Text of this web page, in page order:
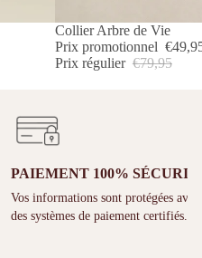
PROMOTION
Collier Arbre de Vie
Prix promotionnel
Prix régulier €79,95
PAIEMENT 100%
Vos informations sont protégées avec
des systèmes de paiement certifiés.